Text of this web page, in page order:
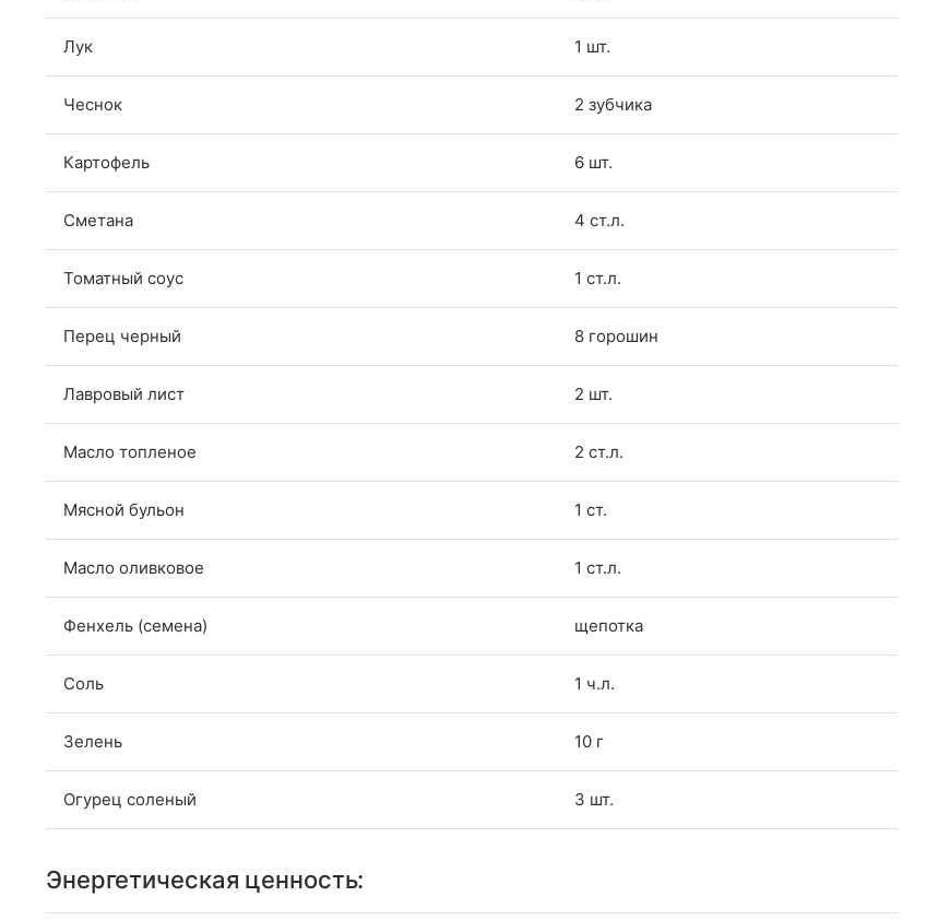
Лук 1 шт.
Чеснок 2 зубчика
Картофель 6 шт.
Сметана 4 ст.л.
Томатный соус 1 ст.л.
Перец черный 8 горошин
Лавровый лист 2 шт.
Масло топленое 2 ст.л.
Мясной бульон 1 ст.
Масло оливковое 1 ст.л.
Фенхель (семена) щепотка
Соль 1 ч.л.
Зелень 10 г
Огурец соленый 3 шт.
Энергетическая ценность: